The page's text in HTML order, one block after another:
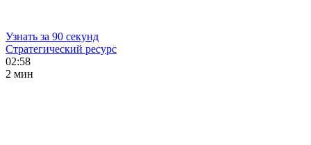
Узнать за 90 секунд
Стратегический ресурс
02:58
2 мин